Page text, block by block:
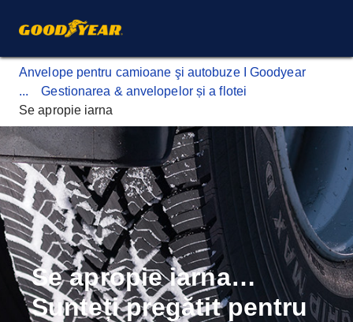
Anvelope pentru camioane şi autobuze I Goodyear
...
Gestionarea & anvelopelor și a flotei
Se apropie iarna
Se apropie iarna…
Sunteți pregătit pentru